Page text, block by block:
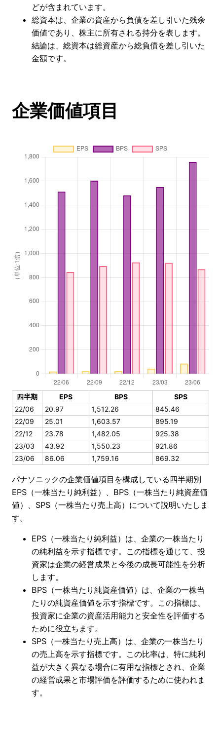
どが含まれています。
総資本は、企業の資産から負債を差し引いた残余
価値であり、株主に所有される持分を表します。
結論は、総資本は総資産から総負債を差し引いた
金額です。
企業価値項目
四半期 EPS BPS
SPS
22/06
20.97 1,512.26
845.46
22/09
25.01 1,603.57
895.19
22/12
23.78 1,482.05
925.38
23/03
43.92 1,550.23
921.86
23/06
86.06 1,759.16 869.32
パナソニックの企業価値項目を構成している四半期別
EPS（一株当たり純利益）、BPS（一株当たり純資産価
値）、SPS（一株当たり売上高）について説明いたしま
す。
EPS（一株当たり純利益）は、企業の一株当たり
の純利益を示す指標です。この指標を通じて、投
資家は企業の経営成果と今後の成長可能性を分析
します。
BPS（一株当たり純資産価値）は、企業の一株当
たりの純資産価値を示す指標です。この指標は、
投資家に企業の資産活用能力と安全性を評価する
ために役立ちます。
SPS（一株当たり売上高）は、企業の一株当たり
の売上高を示す指標です。この比率は、特に純利
益が大きく異なる場合に有用な指標とされ、企業
の経営成果と市場評価を評価するために使われま
す。